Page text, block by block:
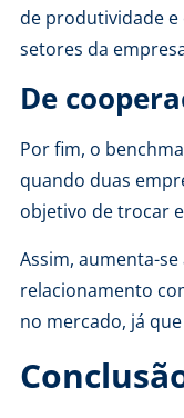
de produtividade e
setores da
De
Por fim, o
quando duas
objetivo de trocar
Assim, aumenta-
relacionamento
no mercado, já